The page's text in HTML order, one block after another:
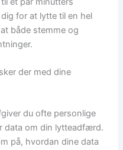
for at lytte til en hel
både stemme og
der med dine
du ofte personlige
data om din lytteadfærd.
på, hvordan dine data